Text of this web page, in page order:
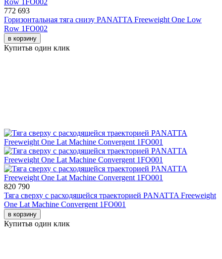
772 693
Горизонтальная тяга снизу PANATTA Freeweight One Low
Row 1FO002
в корзину
Купитьв один клик
820 790
Тяга сверху с расходящейся траекторией PANATTA Freeweight
One Lat Machine Convergent 1FO001
в корзину
Купитьв один клик